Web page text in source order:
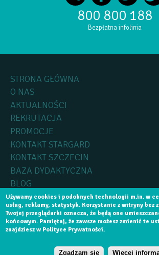
NABÓR NA SEMESTR
800 800 188
Bezpłatna infolinia
STRONA GŁÓWNA
O NAS
AKTUALNOŚCI
REKRUTACJA
PROMOCJE
KONTAKT STARGARD
KONTAKT SZCZECIN
BAZA DYDAKTYCZNA
BLOG
Copyright byMedica Collegium2015, Wszelkie
Realizacja:Software House SzczecinAplikacje
Używamy cookies i podobnych technologii m.in. w
usług, reklamy, statystyk. Korzystanie z witryny bez
Twojej przeglądarki oznacza, że będą one
końcowym. Pamiętaj, że zawsze możesz zmienić te
znajdziesz w Polityce Prywatności.
Zgadzam się Więcej